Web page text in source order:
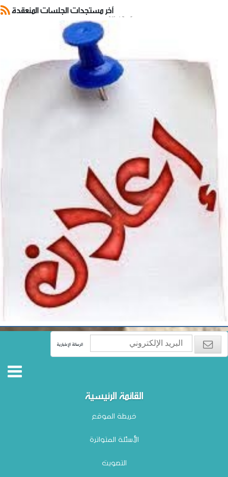
آخر مستجدات الجلسات المنعقدةالدورة العادية الرابعة لسنة 2017
الرسالة الإخبارية
القائمة الرئيسية
خريطة الموقع
الأسئلة المتواترة
التصويت